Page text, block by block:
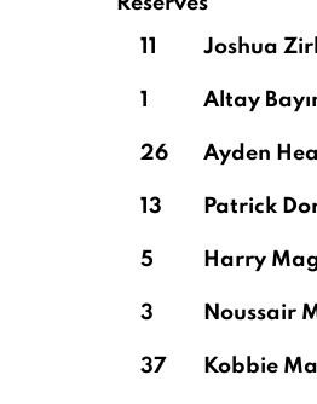
11
Joshua
1 Altay
26 Ayden
13 Patrick
5 Harry
3 Noussair
37 Kobbie